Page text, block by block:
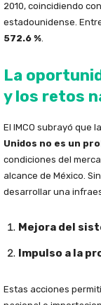
2010, coincidiendo
estadounidense.
572.6 %.
La
y los retos
El IMCO subrayó que la
Unidos no es un
condiciones del
alcance de México.
desarrollar una
Mejora del
Impulso a la
Estas acciones